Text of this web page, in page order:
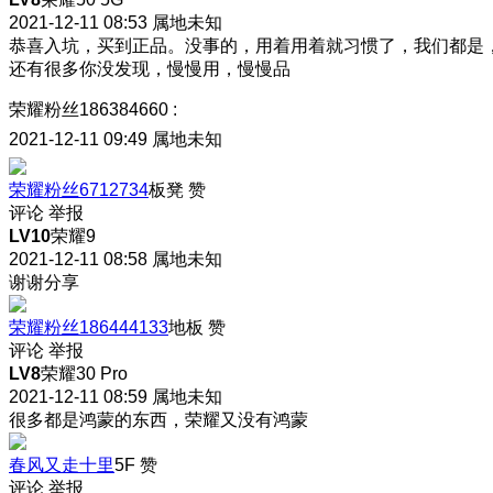
2021-12-11 08:53 属地未知
恭喜入坑，买到正品。没事的，用着用着就习惯了，我们都是
还有很多你没发现，慢慢用，慢慢品
荣耀粉丝186384660 :
2021-12-11 09:49 属地未知
荣耀粉丝6712734板凳 赞
评论 举报
LV10荣耀9
2021-12-11 08:58 属地未知
谢谢分享
荣耀粉丝186444133地板 赞
评论 举报
LV8荣耀30 Pro
2021-12-11 08:59 属地未知
很多都是鸿蒙的东西，荣耀又没有鸿蒙
春风又走十里5F 赞
评论 举报